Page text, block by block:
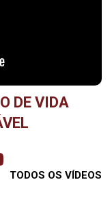
DE VIDA
TODOS OS VÍDEOS